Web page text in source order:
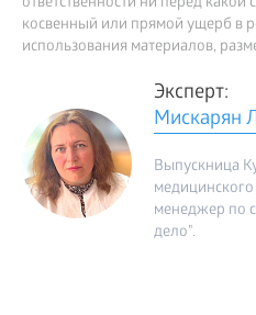
ответственности ни перед
косвенный или прямой ущерб в
использования материалов,
Эксперт:
Мискарян
Выпускница
менеджер по
дело".